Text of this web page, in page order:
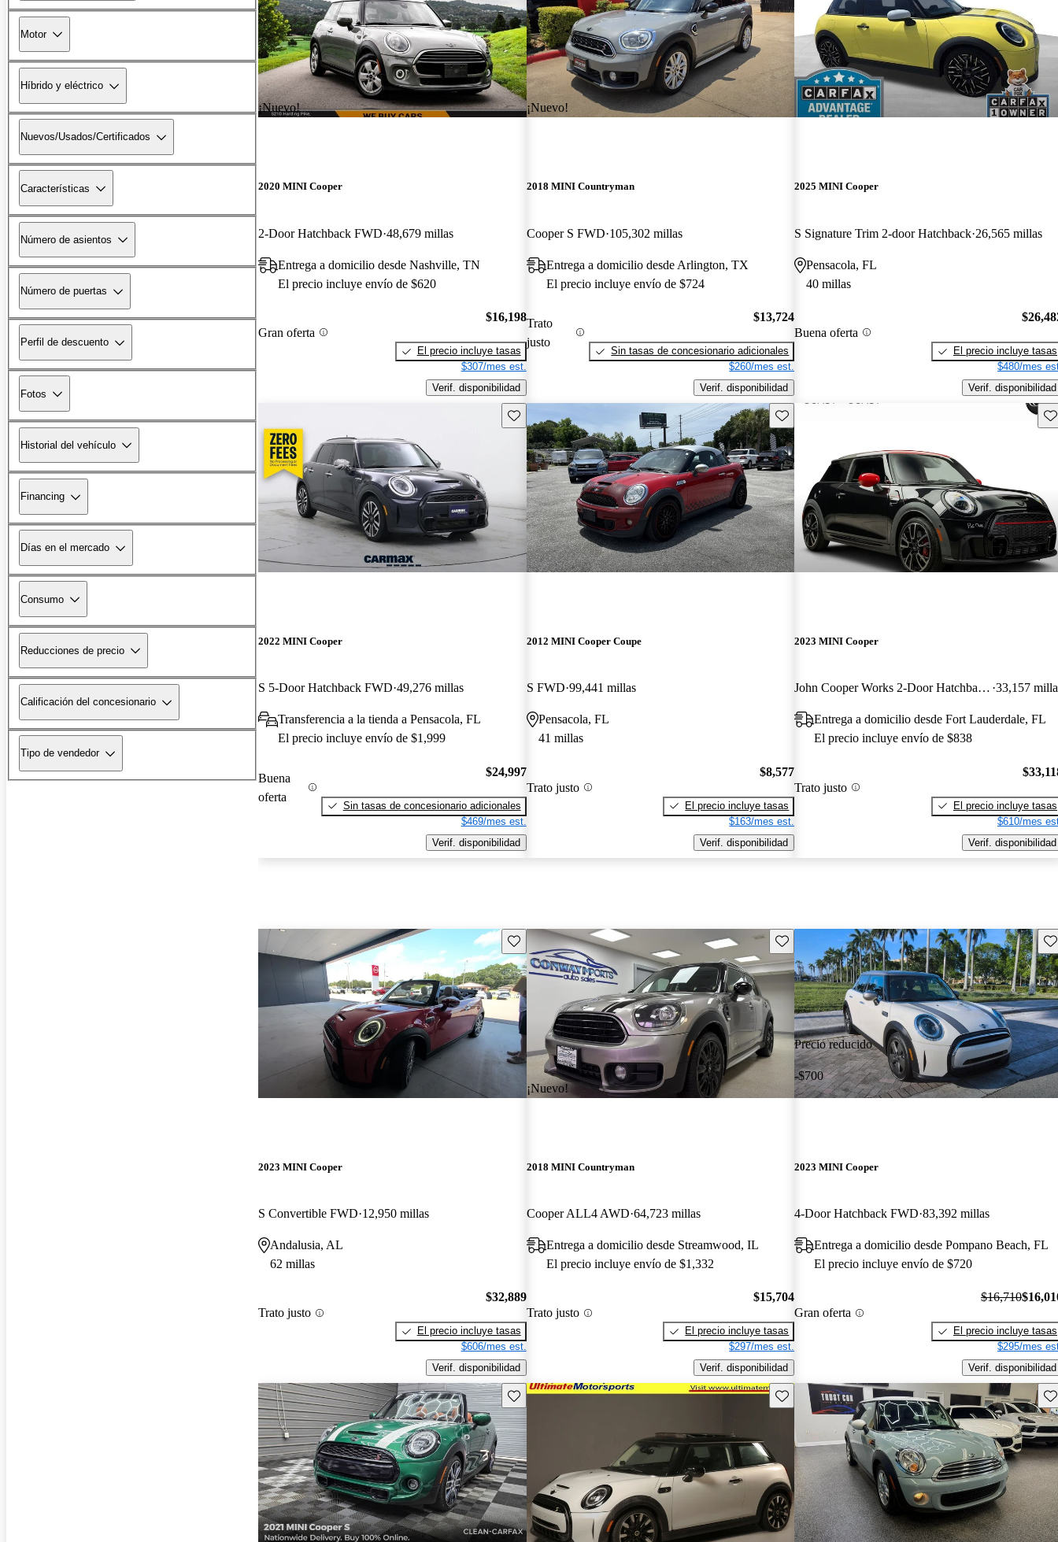
Motor
Híbrido y eléctrico
Nuevos/Usados/Certificados
Características
Número de asientos
Número de puertas
Perfil de descuento
Fotos
Historial del vehículo
Financing
Días en el mercado
Consumo
Reducciones de precio
Calificación del concesionario
Tipo de vendedor
¡Nuevo!
2020 MINI Cooper
2-Door Hatchback FWD 48,679 millas
Entrega a domicilio desde Nashville, TN
El precio incluye envío de $620
Gran oferta
$16,198
El precio incluye tasas
$307/mes est.
Verif. disponibilidad
¡Nuevo!
2018 MINI Countryman
Cooper S FWD 105,302 millas
Entrega a domicilio desde Arlington, TX
El precio incluye envío de $724
Trato
justo
$13,724
Sin tasas de concesionario adicionales
$260/mes est.
Verif. disponibilidad
2025 MINI Cooper
S Signature Trim 2-door Hatchback 26,565 millas
Pensacola, FL
40 millas
Buena oferta
El precio incluye tasas
$480/mes
Verif. disponibilidad
Guarda este Aviso
2022 MINI Cooper
S 5-Door Hatchback FWD 49,276 millas
Transferencia a la tienda a Pensacola, FL
El precio incluye envío de $1,999
Buena
oferta
$24,997
Sin tasas de concesionario adicionales
$469/mes est.
Verif. disponibilidad
Guarda este Aviso
2012 MINI Cooper Coupe
S FWD 99,441 millas
Pensacola, FL
41 millas
Trato justo
$8,577
El precio incluye tasas
$163/mes est.
Verif. disponibilidad
2023 MINI Cooper
John Cooper Works 2-Door Hatchback FWD 33,157
Entrega a domicilio desde Fort Lauderdale, FL
El precio incluye envío de $838
Trato justo
El precio incluye tasas
$610/mes
Verif. disponibilidad
Guarda este Aviso
2023 MINI Cooper
S Convertible FWD 12,950 millas
Andalusia, AL
62 millas
Trato justo
$32,889
El precio incluye tasas
$606/mes est.
Verif. disponibilidad
¡Nuevo!
Guarda este Aviso
2018 MINI Countryman
Cooper ALL4 AWD 64,723 millas
Entrega a domicilio desde Streamwood, IL
El precio incluye envío de $1,332
Trato justo
$15,704
El precio incluye tasas
$297/mes est.
Verif. disponibilidad
Precio reducido
-$700
2023 MINI Cooper
4-Door Hatchback FWD 83,392 millas
Entrega a domicilio desde Pompano Beach, FL
El precio incluye envío de $720
Gran oferta
$16,710
El precio incluye tasas
$295/mes
Verif. disponibilidad
Guarda este Aviso Guarda este Aviso